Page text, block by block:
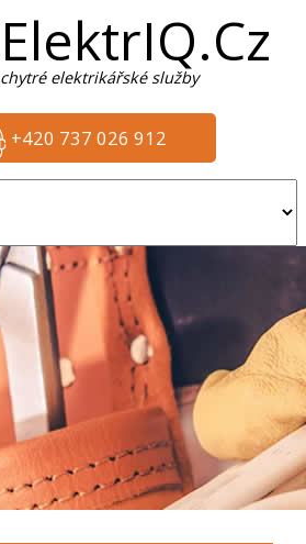
ElektrIQ.Cz
chytré elektrikářské služby
+420 737 026 912